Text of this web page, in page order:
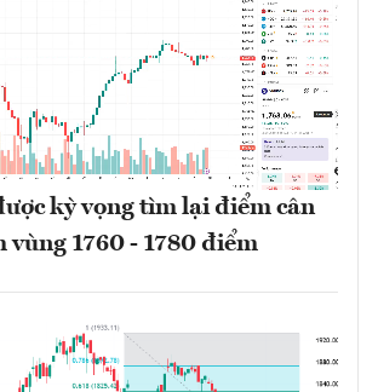
kỳ vọng tìm lại điểm cân
vùng 1760 - 1780 điểm